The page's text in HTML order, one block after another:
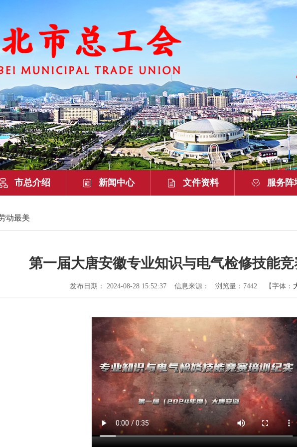
市总介绍 新闻中心 文件资料 服务阵
动最美
第一届大唐安徽专业知识与电气检修技能
发布日期： 2024-08-28 15:52:37 信息来源： 浏览量： 7442 【字体：